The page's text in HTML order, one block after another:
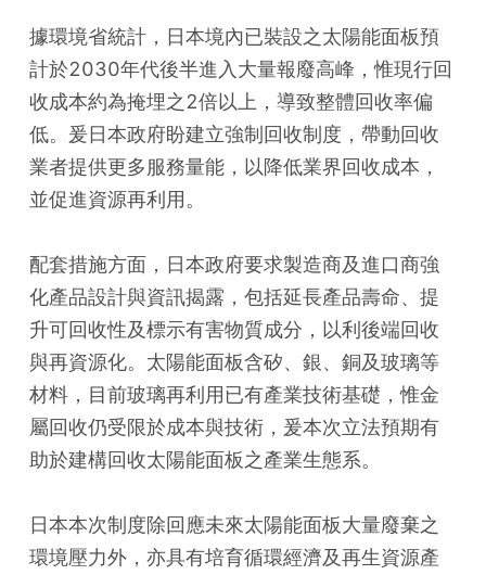
據環境省統計，日本境內已裝設之太陽能面板預
計於2030年代後半進入大量報廢高峰，惟現行回
收成本約為掩埋之2倍以上，導致整體回收率偏
低。爰日本政府盼建立強制回收制度，帶動回收
業者提供更多服務量能，以降低業界回收成本，
並促進資源再利用。
配套措施方面，日本政府要求製造商及進口商強
化產品設計與資訊揭露，包括延長產品壽命、提
升可回收性及標示有害物質成分，以利後端回收
與再資源化。太陽能面板含矽、銀、銅及玻璃等
材料，目前玻璃再利用已有產業技術基礎，惟金
屬回收仍受限於成本與技術，爰本次立法預期有
助於建構回收太陽能面板之產業生態系。
日本本次制度除回應未來太陽能面板大量廢棄之
環境壓力外，亦具有培育循環經濟及再生資源產